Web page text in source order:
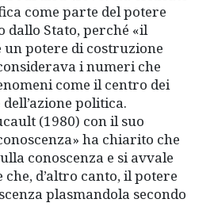
come parte del potere
dallo Stato, perché «il
potere di costruzione
i numeri che
come il centro dei
politica.
(1980) con il suo
ha chiarito che
conoscenza e si avvale
che, d’altro canto, il potere
plasmandola secondo